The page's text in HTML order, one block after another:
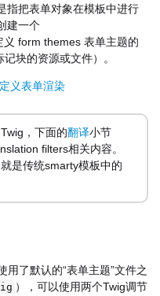
指把表单对象在模板中进行
建一个
义 form themes 表单主题的
块的资源或文件）。
义表单渲染
，下面的翻译小节
filters相关内容。
是传统smarty模板中的
了默认的“表单主题”文件之
），可以使用两个Twig调节